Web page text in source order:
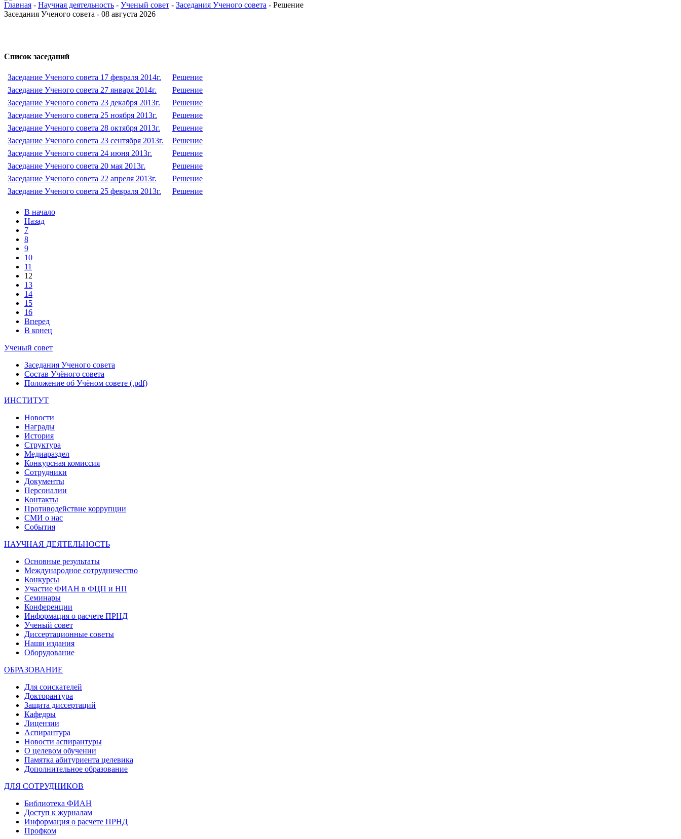
Главная - Научная деятельность - Ученый совет - Заседания Ученого совета - Решение
Заседания Ученого совета - 08 августа 2026
Список заседаний
Заседание Ученого совета 17 февраля 2014г.
Решение
Заседание Ученого совета 27 января 2014г.
Решение
Заседание Ученого совета 23 декабря 2013г.
Решение
Заседание Ученого совета 25 ноября 2013г.
Решение
Заседание Ученого совета 28 октября 2013г.
Решение
Заседание Ученого совета 23 сентября 2013г.
Решение
Заседание Ученого совета 24 июня 2013г.
Решение
Заседание Ученого совета 20 мая 2013г.
Решение
Заседание Ученого совета 22 апреля 2013г.
Решение
Заседание Ученого совета 25 февраля 2013г.
Решение
В начало
Назад
7
8
9
10
11
12
13
14
15
16
Вперед
В конец
Ученый совет
Заседания Ученого совета
Состав Учёного совета
Положение об Учёном совете (.pdf)
ИНСТИТУТ
Новости
Награды
История
Структура
Медиараздел
Конкурсная комиссия
Сотрудники
Документы
Персоналии
Контакты
Противодействие коррупции
СМИ о нас
События
НАУЧНАЯ ДЕЯТЕЛЬНОСТЬ
Основные результаты
Международное сотрудничество
Конкурсы
Участие ФИАН в ФЦП и НП
Семинары
Конференции
Информация о расчете ПРНД
Ученый совет
Диссертационные советы
Наши издания
Оборудование
ОБРАЗОВАНИЕ
Для соискателей
Докторантура
Защита диссертаций
Кафедры
Лицензии
Аспирантура
Новости аспирантуры
О целевом обучении
Памятка абитуриента целевика
Дополнительное образование
ДЛЯ СОТРУДНИКОВ
Библиотека ФИАН
Доступ к журналам
Информация о расчете ПРНД
Профком